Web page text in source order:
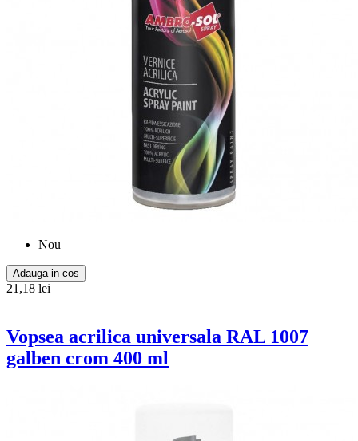
Nou
Adauga in cos
21,18 lei
Vopsea acrilica universala RAL 1007
galben crom 400 ml